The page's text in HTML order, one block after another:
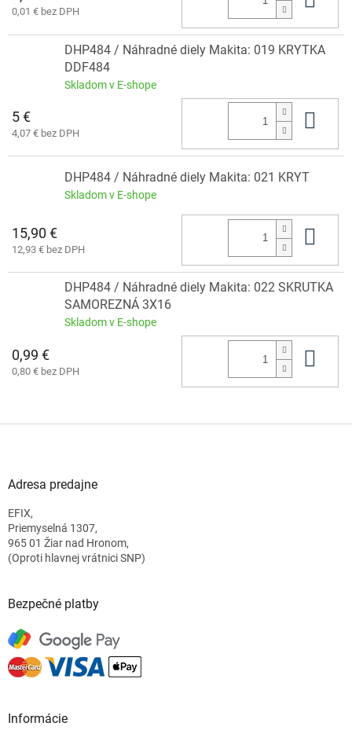
0,01 € bez DPH
DHP484 / Náhradné diely Makita: 019 KRYTKA
DDF484
Skladom v E-shope
5 €
4,07 € bez DPH
DHP484 / Náhradné diely Makita: 021 KRYT
Skladom v E-shope
15,90 €
12,93 € bez DPH
DHP484 / Náhradné diely Makita: 022 SKRUTKA
SAMOREZNÁ 3X16
Skladom v E-shope
0,99 €
0,80 € bez DPH
Adresa predajne
EFIX,
Priemyselná 1307,
965 01 Žiar nad Hronom,
(Oproti hlavnej vrátnici SNP)
Bezpečné platby
Informácie